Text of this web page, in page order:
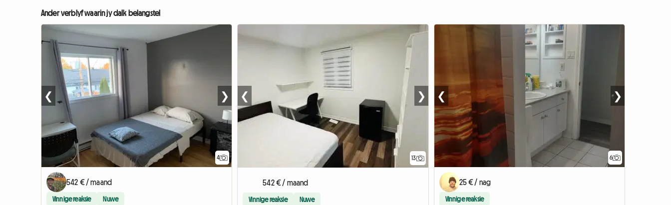
Ander verblyf waarin jy dalk belangstel
4
❮ ❯
542 € / maand
Vinnige reaksie Nuwe
13
❮ ❯
542 € / maand
Vinnige reaksie Nuwe
6
❮ ❯
25 € / nag
Vinnige reaksie